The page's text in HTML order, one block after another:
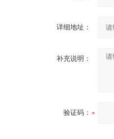
详细地址：
补充说明：
验证码：